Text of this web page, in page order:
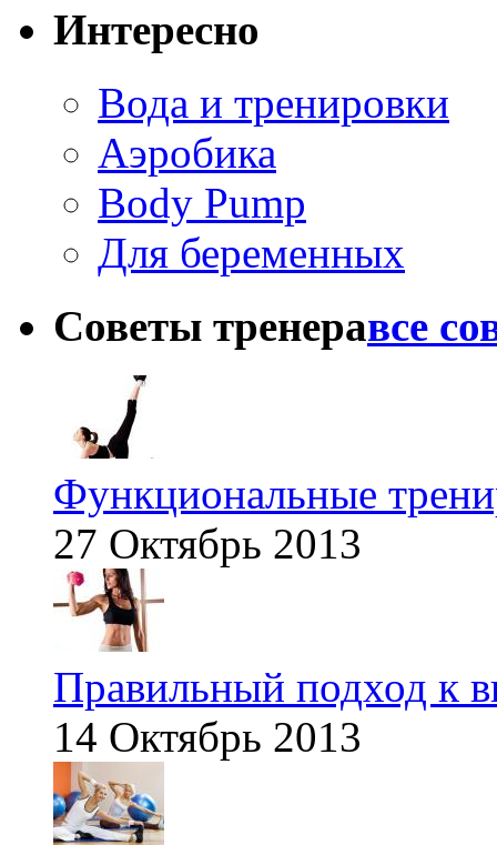
Интересно
Вода и тренировки
Аэробика
Body Pump
Для беременных
Советы тренеравсе
Функциональные
27 Октябрь 2013
Правильный подход к
14 Октябрь 2013